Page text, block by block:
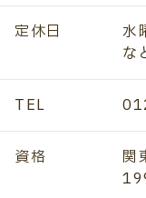
定休日
水
な
TEL
資格
関